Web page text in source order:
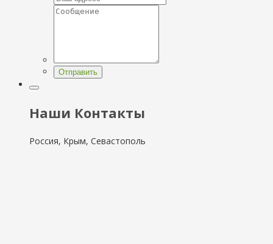
Отправить
Наши Контакты
Россия, Крым, Севастополь